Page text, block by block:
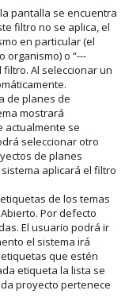
pantalla se encuentra
filtro no se aplica, el
en particular (el
organismo) o “---
filtro. Al seleccionar un
de planes de
mostrará
actualmente se
seleccionar otro
de planes
aplicará el filtro
de los temas
Por defecto
El usuario podrá ir
el sistema irá
que estén
etiqueta la lista se
proyecto pertenece